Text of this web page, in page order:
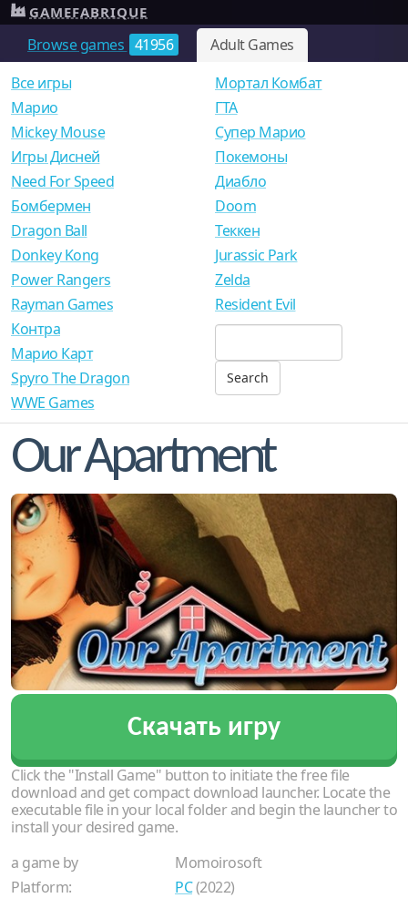
Browse games 41956 Adult Games
GAMEFABRIQUE
Все игры
Mарио
Mickey Mouse
Игры Дисней
Need For Speed
Мортал Комбат
ГТА
Супер Марио
Покемоны
Диабло
Бомбермен
Dragon Ball
Donkey Kong
Power Rangers
Rayman Games
Doom
Теккен
Jurassic Park
Zelda
Resident Evil
Контра
Марио Карт
Spyro The Dragon
WWE Games
Our Apartment
Скачать игру
Click the "Install Game" button to initiate the free file
download and get compact download launcher. Locate the
executable file in your local folder and begin the launcher to
install your desired game.
a game by
Momoirosoft
Platform:
PC(2022)